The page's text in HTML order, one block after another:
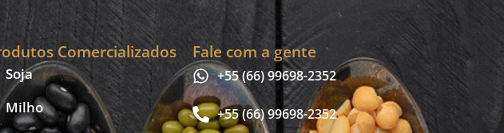
Comercializados
Soja
Milho
Fale com a gente
+55 (66) 99698-2352
+55 (66) 99698-2352